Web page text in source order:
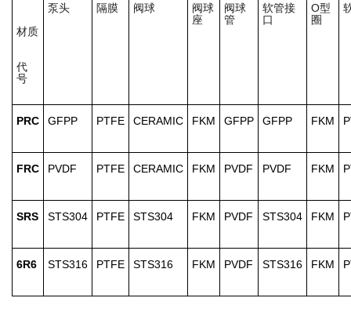
材质
代
号
泵头 隔膜 阀球
阀球
座
阀球
管
软管接
口
O型
圈
PRC GFPP PTFE CERAMIC FKM GFPP GFPP FKM
FRC PVDF PTFE CERAMIC FKM PVDF PVDF FKM
SRS STS304 PTFE STS304 FKM PVDF STS304 FKM
6R6 STS316 PTFE STS316 FKM PVDF STS316 FKM